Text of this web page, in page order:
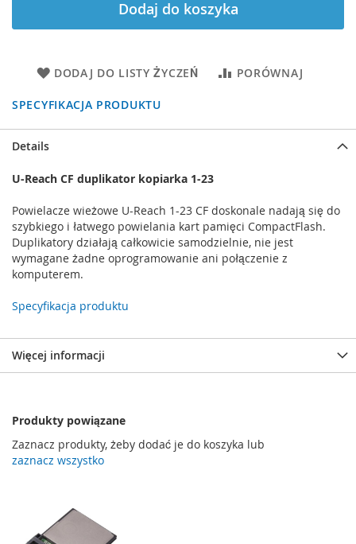
Dodaj do koszyka
DODAJ DO LISTY ŻYCZEŃ PORÓWNAJ
SPECYFIKACJA PRODUKTU
Details
U-Reach CF duplikator kopiarka 1-23
Powielacze wieżowe U-Reach 1-23 CF doskonale nadają się do
szybkiego i łatwego powielania kart pamięci CompactFlash.
Duplikatory działają całkowicie samodzielnie, nie jest
wymagane żadne oprogramowanie ani połączenie z
komputerem.
Specyfikacja produktu
Więcej informacji
Produkty powiązane
Zaznacz produkty, żeby dodać je do koszyka lub
zaznacz wszystko